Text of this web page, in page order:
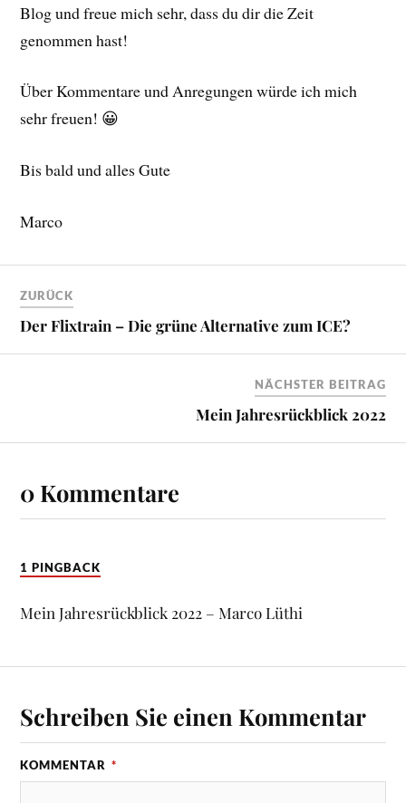
Blog und freue mich sehr, dass du dir die Zeit
genommen hast!
Über Kommentare und Anregungen würde ich mich
sehr freuen! 😀
Bis bald und alles Gute
Marco
ZURÜCK
Der Flixtrain – Die grüne Alternative zum ICE?
NÄCHSTER BEITRAG
Mein Jahresrückblick 2022
0 Kommentare
1 PINGBACK
Mein Jahresrückblick 2022 – Marco Lüthi
Schreiben Sie einen Kommentar
KOMMENTAR *